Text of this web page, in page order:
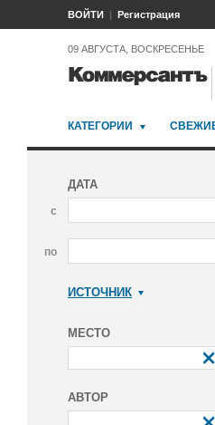
ВОЙТИ Регистрация
09 АВГУСТА, ВОСКРЕСЕНЬЕ
КАТЕГОРИИ
ДАТА
с
по
ИСТОЧНИК
МЕСТО
АВТОР